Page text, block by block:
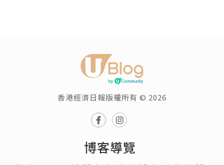
香港經濟日報版權所有 © 2026
博客導覽